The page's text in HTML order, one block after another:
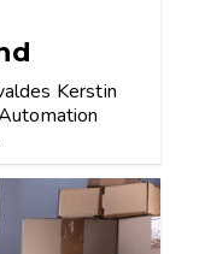
Kerstin